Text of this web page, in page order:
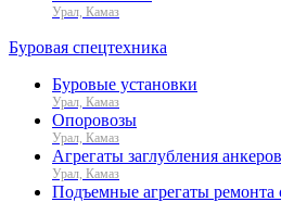
Урал, Камаз
Буровая спецтехника
Буровые установки
Урал, Камаз
Опоровозы
Урал, Камаз
Агрегаты заглубления анкеров
Урал, Камаз
Подъемные агрегаты ремонта